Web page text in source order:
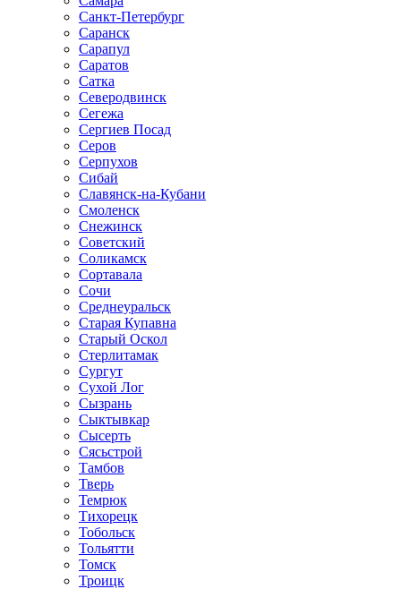
Санкт-Петербург
Саранск
Сарапул
Саратов
Сатка
Северодвинск
Сегежа
Сергиев Посад
Серов
Серпухов
Сибай
Славянск-на-Кубани
Смоленск
Снежинск
Советский
Соликамск
Сортавала
Сочи
Среднеуральск
Старая Купавна
Старый Оскол
Стерлитамак
Сургут
Сухой Лог
Сызрань
Сыктывкар
Сысерть
Сясьстрой
Тамбов
Тверь
Темрюк
Тихорецк
Тобольск
Тольятти
Томск
Троицк